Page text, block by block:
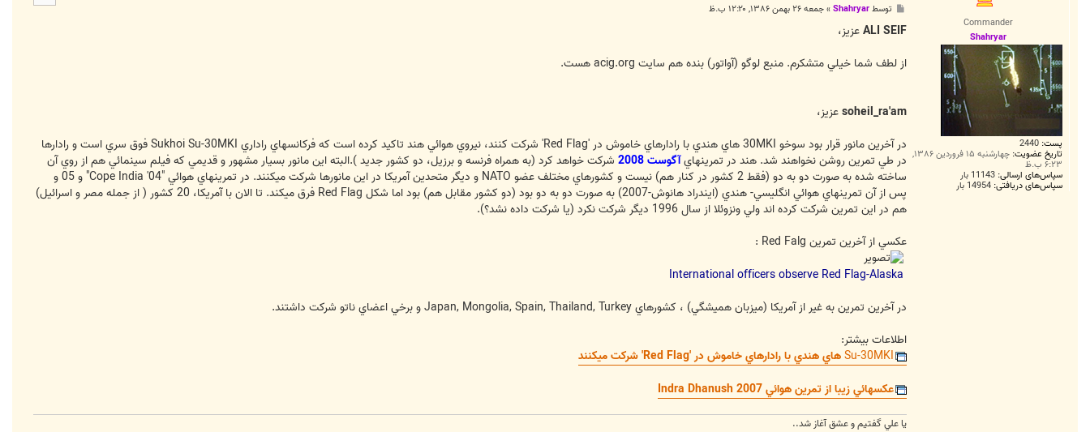
Commander
Shahryar
پست: 2440
تاریخ عضویت: چهارشنبه ۱۵ فروردین ۱۳۸۶,
۶:۲۳ ب.ظ
سپاس‌های ارسالی: 11143 بار
سپاس‌های دریافتی: 14954 بار
ت
توسطShahryar
»جمعه ۲۶ بهمن ۱۳۸۶, ۱۲:۲۰ ب.ظ
ALI SEIFعزيز،
از لطف شما خيلي متشكرم. منبع لوگو (آواتور) بنده هم سايت acig.org هست.
soheil_ra'amعزيز،
در آخرين مانور قرار بود سوخو 30MKI هاي هندي با رادارهاي خاموش در 'Red Flag' شركت كنند، نيروي هوائي هند تاكيد كرده است كه فركانسهاي راداري Sukhoi Su-30MKI فوق سري است و رادارها
در طي تمرين روشن نخواهند شد. هند در تمرينهايآگوست 2008
شركت خواهد كرد (به همراه فرنسه و برزيل، دو كشور جديد ).البته اين مانور بسيار مشهور و قديمي كه فيلم سينمائي هم از روي آن
ساخته شده به صورت دو به دو (فقط 2 كشور در كنار هم) نيست و كشورهاي مختلف عضو NATO و ديگر متحدين آمريكا در اين مانورها شركت ميكنند. در تمرينهاي هوائي "Cope India '04" و 05 و
پس از آن تمرينهاي هوائي انگليسي- هندي (ايندراد هانوش-2007) به صورت دو به دو بود (دو كشور مقابل هم) بود اما شكل Red Flag فرق ميكند. تا الان با آمريكا، 20 كشور ( از جمله مصر و اسرائيل)
هم در اين تمرين شركت كرده اند ولي ونزوئلا از سال 1996 ديگر شركت نكرد (يا شركت داده نشد؟).
عكسي از آخرين تمرين Red Falg :
International officers observe Red Flag-Alaska
در آخرين تمرين به غير از آمريكا (ميزبان هميشگي) ، كشورهاي Japan, Mongolia, Spain, Thailand, Turkey و برخي اعضاي ناتو شركت داشتند.
اطلاعات بيشتر:
Su-30MKIهاي هندي با رادارهاي خاموش در 'Red Flag' شركت ميكنند
عکسهائي زيبا از تمرين هوائي Indra Dhanush 2007
يا علي گفتيم و عشق آغاز شد..